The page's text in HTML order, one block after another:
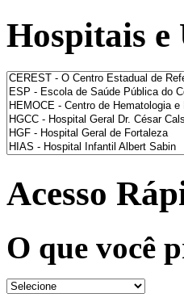
Hospitais e
Acesso
O que você